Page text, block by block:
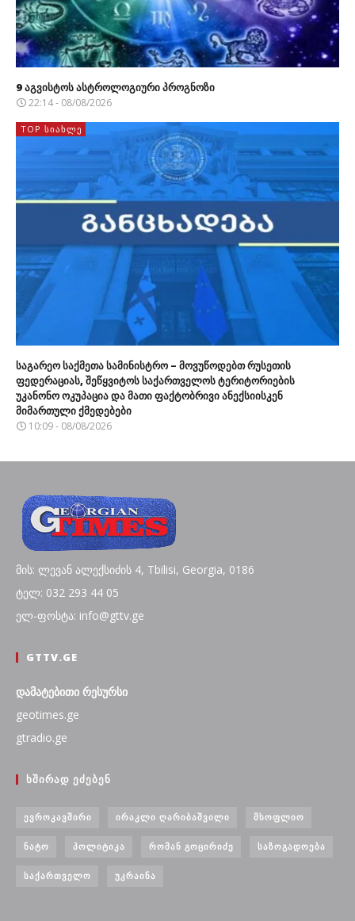
9 აგვისტოს ასტროლოგიური პროგნოზი
22:14 - 08/08/2026
TOP ᲡᲘᲐᲮᲚᲔ
საგარეო საქმეთა სამინისტრო – მოვუწოდებთ რუსეთის
ფედერაციას, შეწყვიტოს საქართველოს ტერიტორიების
უკანონო ოკუპაცია და მათი ფაქტობრივი ანექსიისკენ
მიმართული ქმედებები
10:09 - 08/08/2026
მის: ლევან ალექსიძის 4, Tbilisi, Georgia, 0186
ტელ: 032 293 44 05
ელ-ფოსტა: info@gttv.ge
GTTV.GE
დამატებითი რესურსი
geotimes.ge
gtradio.ge
ᲮᲨᲘᲠᲐᲓ ᲔᲫᲔᲑᲔᲜ
ᲔᲕᲠᲝᲙᲐᲕᲨᲘᲠᲘ ᲘᲠᲐᲙᲚᲘ ᲦᲐᲠᲘᲑᲐᲨᲕᲘᲚᲘ ᲛᲡᲝᲤᲚᲘᲝ
ᲜᲐᲢᲝ ᲞᲝᲚᲘᲢᲘᲙᲐ ᲠᲝᲛᲐᲜ ᲒᲝᲪᲘᲠᲘᲫᲔ ᲡᲐᲖᲝᲒᲐᲓᲝᲔᲑᲐ
ᲡᲐᲥᲐᲠᲗᲕᲔᲚᲝ ᲣᲙᲠᲐᲘᲜᲐ